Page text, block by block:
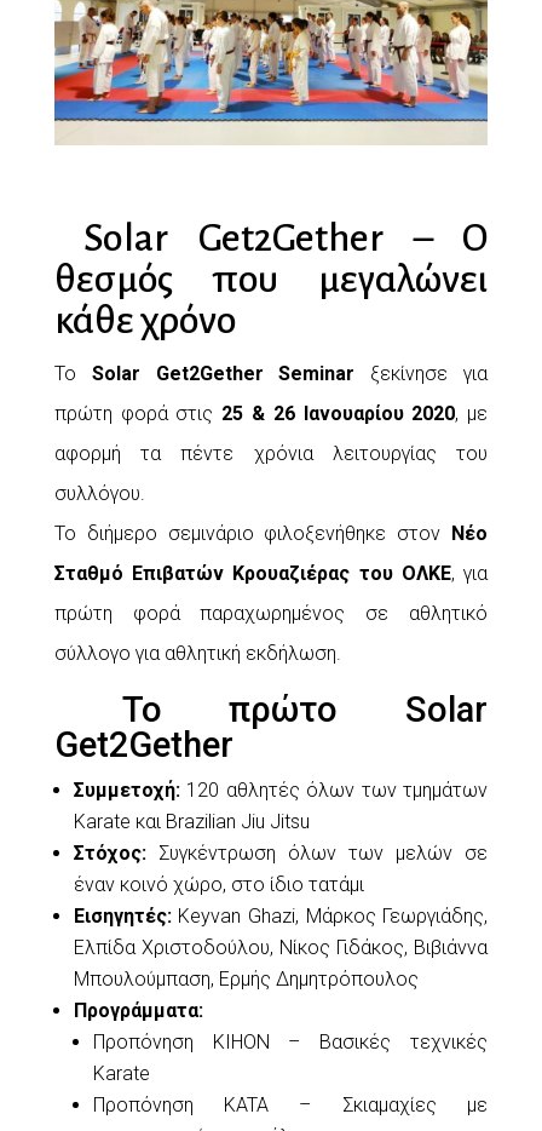
Solar Get2Gether – Ο
θεσμός που μεγαλώνει
κάθε χρόνο
Το Solar Get2Gether Seminar ξεκίνησε για
πρώτη φορά στις 25 & 26 Ιανουαρίου 2020, με
αφορμή τα πέντε χρόνια λειτουργίας του
συλλόγου.
Το διήμερο σεμινάριο φιλοξενήθηκε στον Νέο
Σταθμό Επιβατών Κρουαζιέρας του ΟΛΚΕ, για
πρώτη φορά παραχωρημένος σε αθλητικό
σύλλογο για αθλητική εκδήλωση.
Το πρώτο Solar
Get2Gether
Συμμετοχή:120 αθλητές όλων των τμημάτων
Karate και Brazilian Jiu Jitsu
Στόχος:Συγκέντρωση όλων των μελών σε
έναν κοινό χώρο, στο ίδιο τατάμι
Εισηγητές:Keyvan Ghazi, Μάρκος Γεωργιάδης,
Ελπίδα Χριστοδούλου, Νίκος Γιδάκος, Βιβιάννα
Μπουλούμπαση, Ερμής Δημητρόπουλος
Προγράμματα:
Προπόνηση KIHON – Βασικές τεχνικές
Karate
Προπόνηση KATA – Σκιαμαχίες με